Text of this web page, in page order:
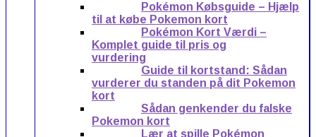
Pokémon Købsguide – Hjælp
til at købe Pokemon kort
Pokémon Kort Værdi –
Komplet guide til pris og
vurdering
Guide til kortstand: Sådan
vurderer du standen på dit Pokemon
kort
Sådan genkender du falske
Pokemon kort
Lær at spille Pokémon